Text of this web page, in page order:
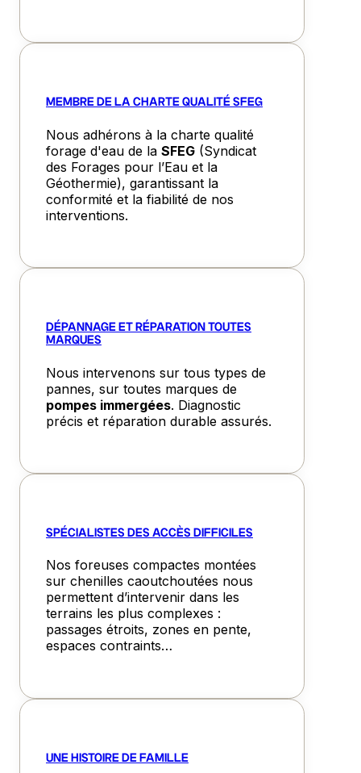
MEMBRE DE LA CHARTE QUALITÉ SFEG
Nous adhérons à la charte qualité
forage d'eau de la SFEG (Syndicat
des Forages pour l’Eau et la
Géothermie), garantissant la
conformité et la fiabilité de nos
interventions.
DÉPANNAGE ET RÉPARATION TOUTES
MARQUES
Nous intervenons sur tous types de
pannes, sur toutes marques de
pompes immergées. Diagnostic
précis et réparation durable assurés.
SPÉCIALISTES DES ACCÈS DIFFICILES
Nos foreuses compactes montées
sur chenilles caoutchoutées nous
permettent d’intervenir dans les
terrains les plus complexes :
passages étroits, zones en pente,
espaces contraints…
UNE HISTOIRE DE FAMILLE